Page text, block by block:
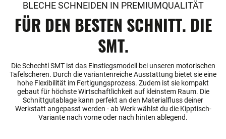
BLECHE SCHNEIDEN IN PREMIUMQUALITÄT
FÜR DEN BESTEN SCHNITT. DIE
SMT.
Die Schechtl SMT ist das Einstiegsmodell bei unseren motorischen
Tafelscheren. Durch die variantenreiche Ausstattung bietet sie eine
hohe Flexibilität im Fertigungsprozess. Zudem ist sie kompakt
gebaut für höchste Wirtschaftlichkeit auf kleinstem Raum. Die
Schnittgutablage kann perfekt an den Materialfluss deiner
Werkstatt angepasst werden - ab Werk wählst du die Kipptisch-
Variante nach vorne oder nach hinten ablegend.